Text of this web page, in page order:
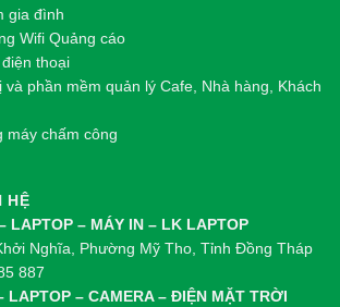
gia đình
Wifi Quảng cáo
thoại
và phần mềm quản lý Cafe, Nhà hàng, Khách
máy chấm công
HỆ
LAPTOP – MÁY IN – LK LAPTOP
Nghĩa, Phường Mỹ Tho, Tỉnh Đồng Tháp
887
LAPTOP – CAMERA – ĐIỆN MẶT TRỜI